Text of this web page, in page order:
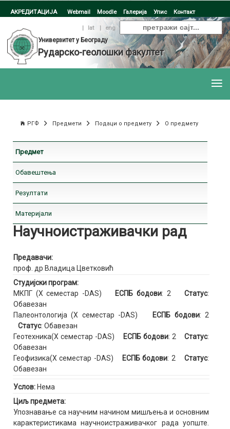
АКРЕДИТАЦИЈА Webmail Moodle Галерија Упис Контакт
| lat |
eng
Универзитет у Београду
Рударско-геолошки факултет
РГФ Предмети Подаци о предмету О предмету
Предмет
Обавештења
Резултати
Материјали
Научноистраживачки рад
Предавачи:
проф. др Владица Цветковић
Студијски програм:
МКПГ (X семестар -DAS)
ЕСПБ бодови: 2Статус:
Обавезан
Палеонтологија (X семестар -DAS)
ЕСПБ бодови: 2
Статус: Обавезан
Геотехника(X семестар -DAS)
ЕСПБ бодови: 2Статус:
Обавезан
Геофизика(X семестар -DAS)
ЕСПБ бодови: 2Статус:
Обавезан
Услов: Нема
Циљ предмета:
Упознавање са научним начином мишљења и основним
карактеристикама научноистраживачког рада уопште.